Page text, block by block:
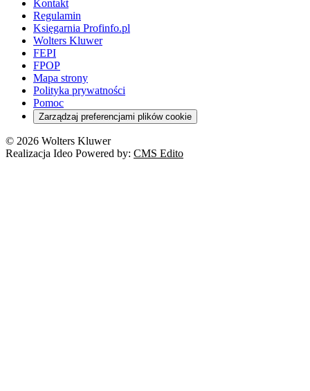
Kontakt
Regulamin
Księgarnia Profinfo.pl
Wolters Kluwer
FEPI
FPOP
Mapa strony
Polityka prywatności
Pomoc
Zarządzaj preferencjami plików cookie
© 2026 Wolters Kluwer
Realizacja Ideo Powered by: CMS Edito